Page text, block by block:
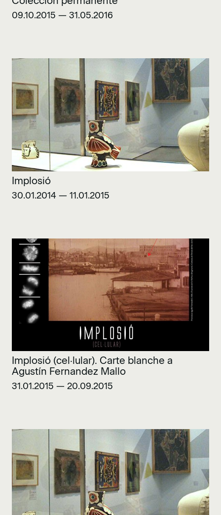
09.10.2015 — 31.05.2016
Implosió
30.01.2014 — 11.01.2015
Implosió (cel·lular). Carte blanche a
Agustín Fernandez Mallo
31.01.2015 — 20.09.2015